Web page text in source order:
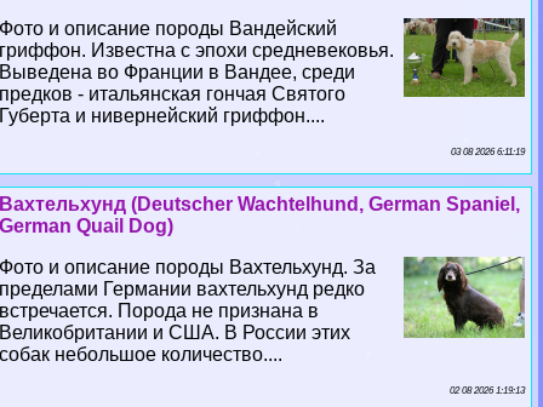
Фото и описание породы Вандейский
гриффон. Известна с эпохи средневековья.
Выведена во Франции в Вандее, среди
предков - итальянская гончая Святого
Губерта и нивернейский гриффон....
03 08 2026 6:11:19
Вахтельхунд (Deutscher Wachtelhund, German Spaniel,
German Quail Dog)
Фото и описание породы Вахтельхунд. За
пределами Германии вахтельхунд редко
встречается. Порода не признана в
Великобритании и США. В России этих
собак небольшое количество....
02 08 2026 1:19:13